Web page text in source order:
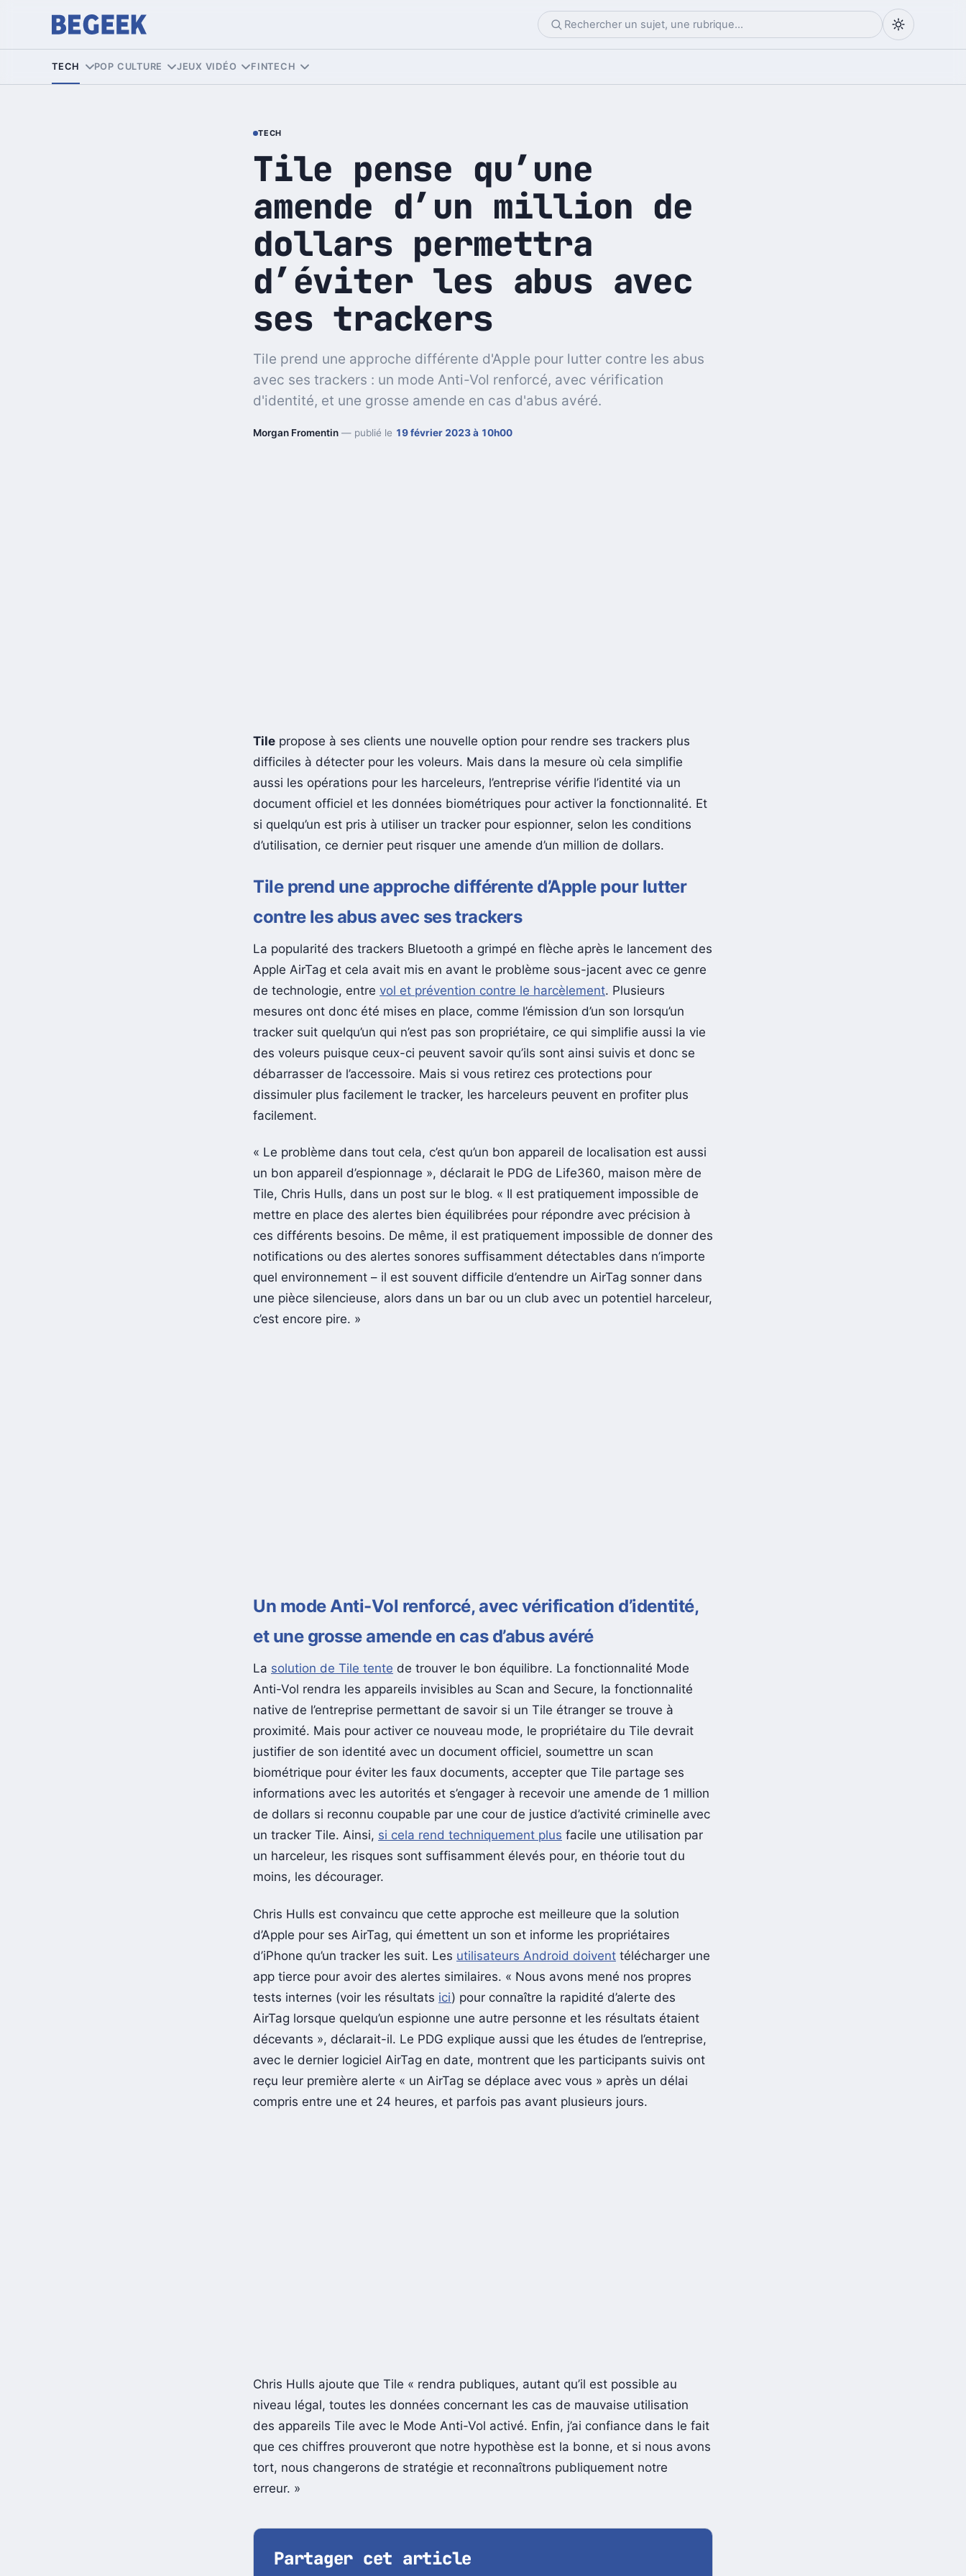
TECH POP CULTURE JEUX VIDÉO FINTECH
TECH
Tile pense qu’une
amende d’un million de
dollars permettra
d’éviter les abus avec
ses trackers
Tile prend une approche différente d'Apple pour lutter contre les abus
avec ses trackers : un mode Anti-Vol renforcé, avec vérification
d'identité, et une grosse amende en cas d'abus avéré.
Morgan Fromentin — publié le 19 février 2023 à 10h00
Tile propose à ses clients une nouvelle option pour rendre ses trackers plus
difficiles à détecter pour les voleurs. Mais dans la mesure où cela simplifie
aussi les opérations pour les harceleurs, l’entreprise vérifie l’identité via un
document officiel et les données biométriques pour activer la fonctionnalité. Et
si quelqu’un est pris à utiliser un tracker pour espionner, selon les conditions
d’utilisation, ce dernier peut risquer une amende d’un million de dollars.
Tile prend une approche différente d’Apple pour lutter
contre les abus avec ses trackers
La popularité des trackers Bluetooth a grimpé en flèche après le lancement des
Apple AirTag et cela avait mis en avant le problème sous-jacent avec ce genre
de technologie, entre vol et prévention contre le harcèlement. Plusieurs
mesures ont donc été mises en place, comme l’émission d’un son lorsqu’un
tracker suit quelqu’un qui n’est pas son propriétaire, ce qui simplifie aussi la vie
des voleurs puisque ceux-ci peuvent savoir qu’ils sont ainsi suivis et donc se
débarrasser de l’accessoire. Mais si vous retirez ces protections pour
dissimuler plus facilement le tracker, les harceleurs peuvent en profiter plus
facilement.
« Le problème dans tout cela, c’est qu’un bon appareil de localisation est aussi
un bon appareil d’espionnage », déclarait le PDG de Life360, maison mère de
Tile, Chris Hulls, dans un post sur le blog. « Il est pratiquement impossible de
mettre en place des alertes bien équilibrées pour répondre avec précision à
ces différents besoins. De même, il est pratiquement impossible de donner des
notifications ou des alertes sonores suffisamment détectables dans n’importe
quel environnement – il est souvent difficile d’entendre un AirTag sonner dans
une pièce silencieuse, alors dans un bar ou un club avec un potentiel harceleur,
c’est encore pire. »
Un mode Anti-Vol renforcé, avec vérification d’identité,
et une grosse amende en cas d’abus avéré
La solution de Tile tente de trouver le bon équilibre. La fonctionnalité Mode
Anti-Vol rendra les appareils invisibles au Scan and Secure, la fonctionnalité
native de l’entreprise permettant de savoir si un Tile étranger se trouve à
proximité. Mais pour activer ce nouveau mode, le propriétaire du Tile devrait
justifier de son identité avec un document officiel, soumettre un scan
biométrique pour éviter les faux documents, accepter que Tile partage ses
informations avec les autorités et s’engager à recevoir une amende de 1 million
de dollars si reconnu coupable par une cour de justice d’activité criminelle avec
un tracker Tile. Ainsi, si cela rend techniquement plus facile une utilisation par
un harceleur, les risques sont suffisamment élevés pour, en théorie tout du
moins, les décourager.
Chris Hulls est convaincu que cette approche est meilleure que la solution
d’Apple pour ses AirTag, qui émettent un son et informe les propriétaires
d’iPhone qu’un tracker les suit. Les utilisateurs Android doivent télécharger une
app tierce pour avoir des alertes similaires. « Nous avons mené nos propres
tests internes (voir les résultats ici) pour connaître la rapidité d’alerte des
AirTag lorsque quelqu’un espionne une autre personne et les résultats étaient
décevants », déclarait-il. Le PDG explique aussi que les études de l’entreprise,
avec le dernier logiciel AirTag en date, montrent que les participants suivis ont
reçu leur première alerte « un AirTag se déplace avec vous » après un délai
compris entre une et 24 heures, et parfois pas avant plusieurs jours.
Chris Hulls ajoute que Tile « rendra publiques, autant qu’il est possible au
niveau légal, toutes les données concernant les cas de mauvaise utilisation
des appareils Tile avec le Mode Anti-Vol activé. Enfin, j’ai confiance dans le fait
que ces chiffres prouveront que notre hypothèse est la bonne, et si nous avons
tort, nous changerons de stratégie et reconnaîtrons publiquement notre
erreur. »
Partager cet article